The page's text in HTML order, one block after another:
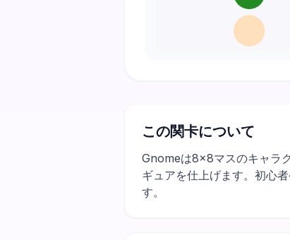
この関卡について
Gnomeは8×8マスのキャラ
ギュアを仕上げます。初心
す。